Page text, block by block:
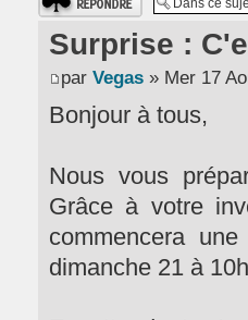
Surprise :
par Vegas » Mer 17
Bonjour à tous,
Nous vous
Grâce à votre
commencera
dimanche 21 à